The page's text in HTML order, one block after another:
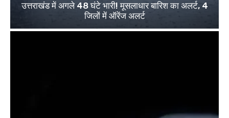
उत्तराखंड में अगले 48 घंटे भारी! मूसलाधार बारिश का अलर्ट, 4
जिलों में ऑरेंज अलर्ट